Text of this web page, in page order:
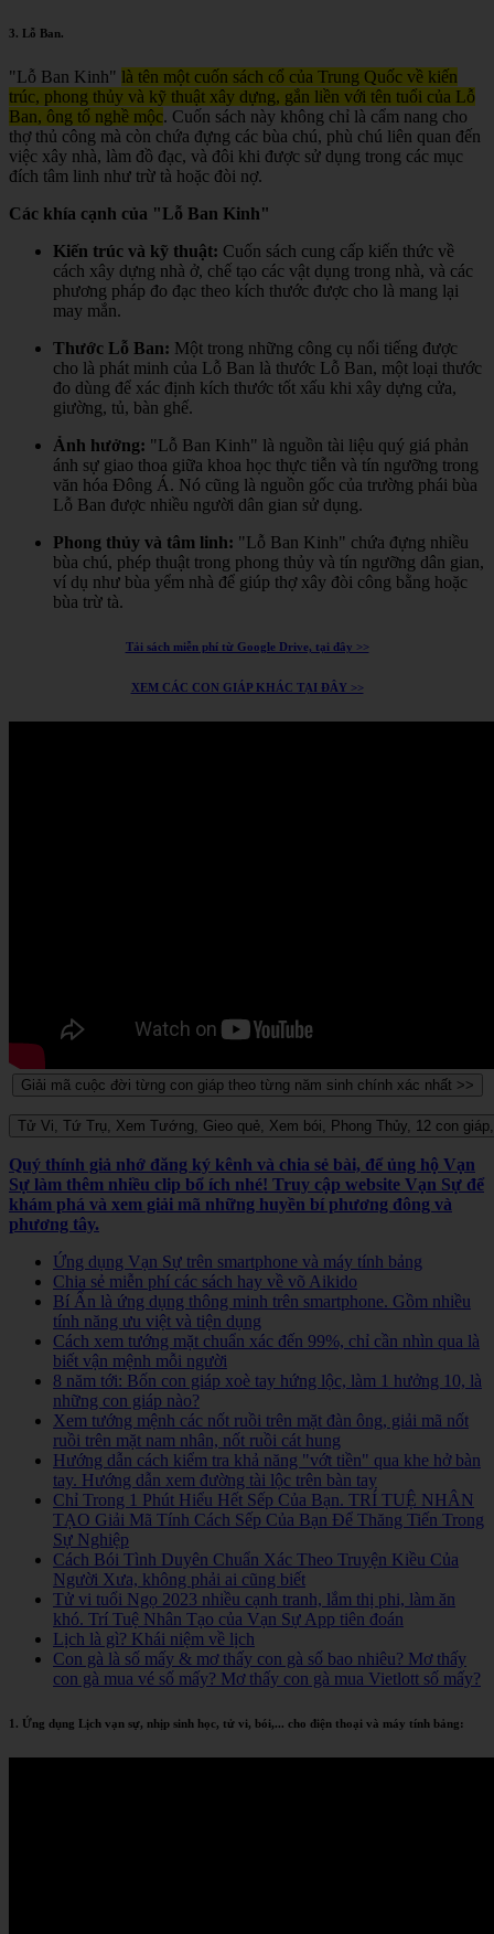
3. Lỗ Ban.
"Lỗ Ban Kinh" là tên một cuốn sách cổ của Trung Quốc về kiến
trúc, phong thủy và kỹ thuật xây dựng, gắn liền với tên tuổi của Lỗ
Ban, ông tổ nghề mộc. Cuốn sách này không chỉ là cẩm nang cho
thợ thủ công mà còn chứa đựng các bùa chú, phù chú liên quan đến
việc xây nhà, làm đồ đạc, và đôi khi được sử dụng trong các mục
đích tâm linh như trừ tà hoặc đòi nợ.
Các khía cạnh của "Lỗ Ban Kinh"
Kiến trúc và kỹ thuật: Cuốn sách cung cấp kiến thức về
cách xây dựng nhà ở, chế tạo các vật dụng trong nhà, và các
phương pháp đo đạc theo kích thước được cho là mang lại
may mắn.
Thước Lỗ Ban: Một trong những công cụ nổi tiếng được
cho là phát minh của Lỗ Ban là thước Lỗ Ban, một loại thước
đo dùng để xác định kích thước tốt xấu khi xây dựng cửa,
giường, tủ, bàn ghế.
Ảnh hưởng: "Lỗ Ban Kinh" là nguồn tài liệu quý giá phản
ánh sự giao thoa giữa khoa học thực tiễn và tín ngưỡng trong
văn hóa Đông Á. Nó cũng là nguồn gốc của trường phái bùa
Lỗ Ban được nhiều người dân gian sử dụng.
Phong thủy và tâm linh: "Lỗ Ban Kinh" chứa đựng nhiều
bùa chú, phép thuật trong phong thủy và tín ngưỡng dân gian,
ví dụ như bùa yểm nhà để giúp thợ xây đòi công bằng hoặc
bùa trừ tà.
Tải sách miễn phí từ Google Drive, tại đây >>
XEM CÁC CON GIÁP KHÁC TẠI ĐÂY >>
Quý thính giả nhớ đăng ký kênh và chia sẻ bài, để ủng hộ Vạn
Sự làm thêm nhiều clip bổ ích nhé! Truy cập website Vạn Sự để
khám phá và xem giải mã những huyền bí phương đông và
phương tây.
Ứng dụng Vạn Sự trên smartphone và máy tính bảng
Chia sẻ miễn phí các sách hay về võ Aikido
Bí Ẩn là ứng dụng thông minh trên smartphone. Gồm nhiều
tính năng ưu việt và tiện dụng
Cách xem tướng mặt chuẩn xác đến 99%, chỉ cần nhìn qua là
biết vận mệnh mỗi người
8 năm tới: Bốn con giáp xoè tay hứng lộc, làm 1 hưởng 10, là
những con giáp nào?
Xem tướng mệnh các nốt ruồi trên mặt đàn ông, giải mã nốt
ruồi trên mặt nam nhân, nốt ruồi cát hung
Hướng dẫn cách kiểm tra khả năng "vớt tiền" qua khe hở bàn
tay. Hướng dẫn xem đường tài lộc trên bàn tay
Chỉ Trong 1 Phút Hiểu Hết Sếp Của Bạn. TRÍ TUỆ NHÂN
TẠO Giải Mã Tính Cách Sếp Của Bạn Để Thăng Tiến Trong
Sự Nghiệp
Cách Bói Tình Duyên Chuẩn Xác Theo Truyện Kiều Của
Người Xưa, không phải ai cũng biết
Tử vi tuổi Ngọ 2023 nhiều cạnh tranh, lắm thị phi, làm ăn
khó. Trí Tuệ Nhân Tạo của Vạn Sự App tiên đoán
Lịch là gì? Khái niệm về lịch
Con gà là số mấy & mơ thấy con gà số bao nhiêu? Mơ thấy
con gà mua vé số mấy? Mơ thấy con gà mua Vietlott số mấy?
1. Ứng dụng Lịch vạn sự, nhịp sinh học, tử vi, bói,... cho điện thoại và máy tính bảng: